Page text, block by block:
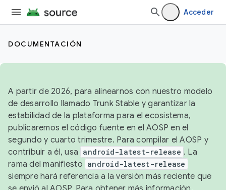
Acceder
DOCUMENTACIÓN
A partir de 2026, para alinearnos con nuestro modelo
de desarrollo llamado Trunk Stable y garantizar la
estabilidad de la plataforma para el ecosistema,
publicaremos el código fuente en el AOSP en el
segundo y cuarto trimestre. Para compilar el AOSP y
contribuir a él, usa android-latest-release . La
rama del manifiesto android-latest-release
siempre hará referencia a la versión más reciente que